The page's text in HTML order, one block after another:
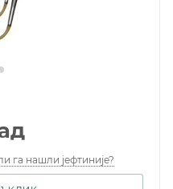
га нашли јефтиније?